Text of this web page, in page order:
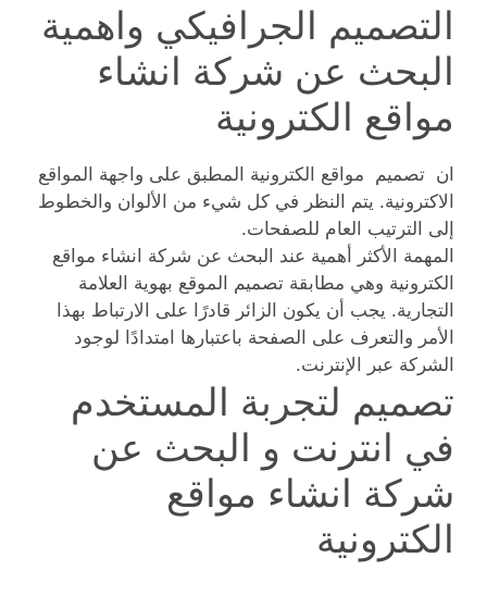
التصميم الجرافيكي واهمية
البحث عن شركة انشاء
مواقع الكترونية
ان تصميم مواقع الكترونية المطبق على واجهة المواقع
الاكترونية. يتم النظر في كل شيء من الألوان والخطوط
إلى الترتيب العام للصفحات.
المهمة الأكثر أهمية عند البحث عن شركة انشاء مواقع
الكترونية وهي مطابقة تصميم الموقع بهوية العلامة
التجارية. يجب أن يكون الزائر قادرًا على الارتباط بهذا
الأمر والتعرف على الصفحة باعتبارها امتدادًا لوجود
الشركة عبر الإنترنت.
تصميم لتجربة المستخدم
في انترنت و البحث عن
شركة انشاء مواقع
الكترونية